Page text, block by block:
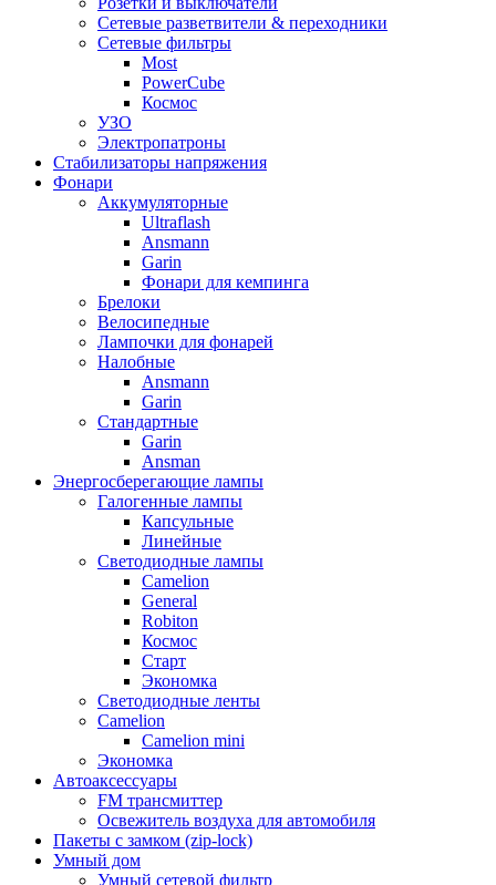
Сетевые разветвители & переходники
Сетевые фильтры
Most
PowerCube
Космос
УЗО
Электропатроны
Стабилизаторы напряжения
Фонари
Аккумуляторные
Ultraflash
Ansmann
Garin
Фонари для кемпинга
Брелоки
Велосипедные
Лампочки для фонарей
Налобные
Ansmann
Garin
Стандартные
Garin
Ansman
Энергосберегающие лампы
Галогенные лампы
Капсульные
Линейные
Светодиодные лампы
Camelion
General
Robiton
Космос
Старт
Экономка
Светодиодные ленты
Camelion
Camelion mini
Экономка
Автоаксессуары
FM трансмиттер
Освежитель воздуха для автомобиля
Пакеты с замком (zip-lock)
Умный дом
Умный сетевой фильтр